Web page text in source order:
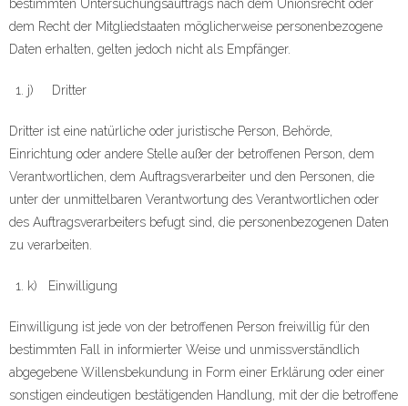
bestimmten Untersuchungsauftrags nach dem Unionsrecht oder
dem Recht der Mitgliedstaaten möglicherweise personenbezogene
Daten erhalten, gelten jedoch nicht als Empfänger.
j) Dritter
Dritter ist eine natürliche oder juristische Person, Behörde,
Einrichtung oder andere Stelle außer der betroffenen Person, dem
Verantwortlichen, dem Auftragsverarbeiter und den Personen, die
unter der unmittelbaren Verantwortung des Verantwortlichen oder
des Auftragsverarbeiters befugt sind, die personenbezogenen Daten
zu verarbeiten.
k) Einwilligung
Einwilligung ist jede von der betroffenen Person freiwillig für den
bestimmten Fall in informierter Weise und unmissverständlich
abgegebene Willensbekundung in Form einer Erklärung oder einer
sonstigen eindeutigen bestätigenden Handlung, mit der die betroffene